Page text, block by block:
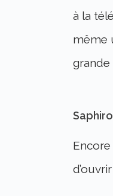
à la
même
grande